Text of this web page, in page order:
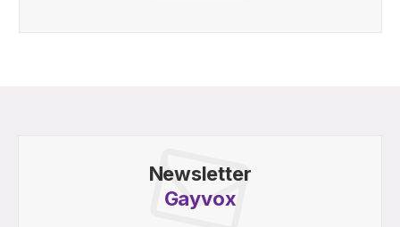
Newsletter
Gayvox